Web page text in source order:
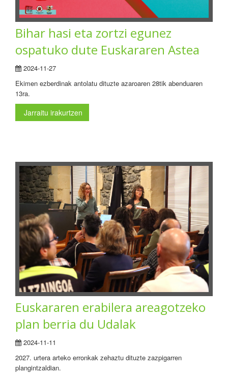
Bihar hasi eta zortzi egunez
ospatuko dute Euskararen Astea
2024-11-27
Ekimen ezberdinak antolatu dituzte azaroaren 28tik abenduaren
13ra.
Jarraitu irakurtzen
Euskararen erabilera areagotzeko
plan berria du Udalak
2024-11-11
2027. urtera arteko erronkak zehaztu dituzte zazpigarren
plangintzaldian.